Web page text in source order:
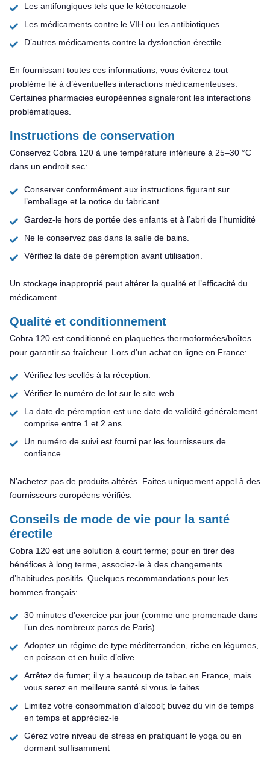
Les antifongiques tels que le kétoconazole
Les médicaments contre le VIH ou les antibiotiques
D’autres médicaments contre la dysfonction érectile
En fournissant toutes ces informations, vous éviterez tout
problème lié à d’éventuelles interactions médicamenteuses.
Certaines pharmacies européennes signaleront les interactions
problématiques.
Instructions de conservation
Conservez Cobra 120 à une température inférieure à 25–30 °C
dans un endroit sec:
Conserver conformément aux instructions figurant sur
l’emballage et la notice du fabricant.
Gardez-le hors de portée des enfants et à l’abri de l’humidité
Ne le conservez pas dans la salle de bains.
Vérifiez la date de péremption avant utilisation.
Un stockage inapproprié peut altérer la qualité et l’efficacité du
médicament.
Qualité et conditionnement
Cobra 120 est conditionné en plaquettes thermoformées/boîtes
pour garantir sa fraîcheur. Lors d’un achat en ligne en France:
Vérifiez les scellés à la réception.
Vérifiez le numéro de lot sur le site web.
La date de péremption est une date de validité généralement
comprise entre 1 et 2 ans.
Un numéro de suivi est fourni par les fournisseurs de
confiance.
N’achetez pas de produits altérés. Faites uniquement appel à des
fournisseurs européens vérifiés.
Conseils de mode de vie pour la santé
érectile
Cobra 120 est une solution à court terme; pour en tirer des
bénéfices à long terme, associez-le à des changements
d’habitudes positifs. Quelques recommandations pour les
hommes français:
30 minutes d’exercice par jour (comme une promenade dans
l’un des nombreux parcs de Paris)
Adoptez un régime de type méditerranéen, riche en légumes,
en poisson et en huile d’olive
Arrêtez de fumer; il y a beaucoup de tabac en France, mais
vous serez en meilleure santé si vous le faites
Limitez votre consommation d’alcool; buvez du vin de temps
en temps et appréciez-le
Gérez votre niveau de stress en pratiquant le yoga ou en
dormant suffisamment